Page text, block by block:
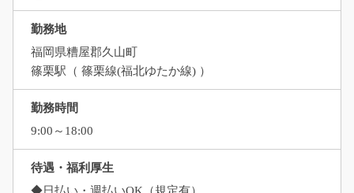
勤務地
福岡県糟屋郡久山町
篠栗駅（ 篠栗線(福北ゆたか線) ）
勤務時間
9:00～18:00
待遇・福利厚生